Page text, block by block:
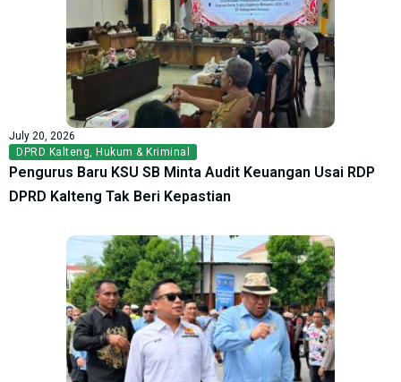
July 20, 2026
DPRD Kalteng, Hukum & Kriminal
Pengurus Baru KSU SB Minta Audit Keuangan Usai RDP
DPRD Kalteng Tak Beri Kepastian